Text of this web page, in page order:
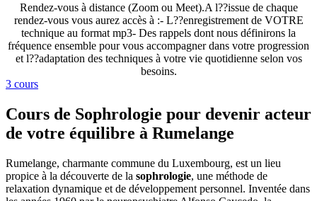
Rendez-vous à distance (Zoom ou Meet).A l??issue de chaque
rendez-vous vous aurez accès à :- L??enregistrement de VOTRE
technique au format mp3- Des rappels dont nous définirons la
fréquence ensemble pour vous accompagner dans votre progression
et l??adaptation des techniques à votre vie quotidienne selon vos
besoins.
3 cours
Cours de Sophrologie pour devenir acteur
de votre équilibre à Rumelange
Rumelange, charmante commune du Luxembourg, est un lieu
propice à la découverte de la sophrologie, une méthode de
relaxation dynamique et de développement personnel. Inventée dans